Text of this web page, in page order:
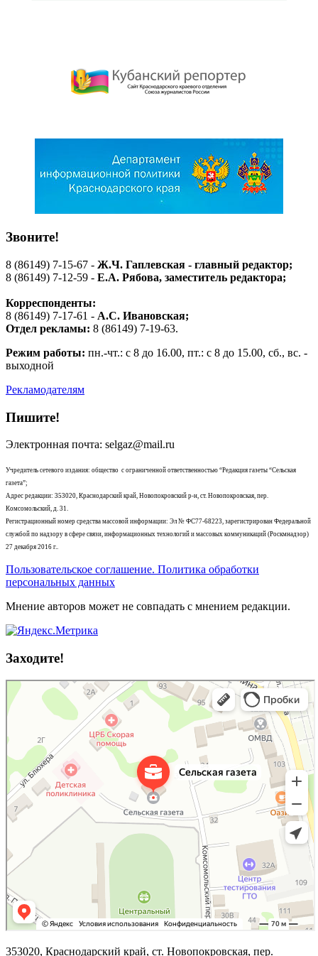
Звоните!
8 (86149) 7-15-67 - Ж.Ч. Гаплевская - главный редактор;
8 (86149) 7-12-59 - Е.А. Рябова, заместитель редактора;
Корреспонденты:
8 (86149) 7-17-61 - А.С. Ивановская;
Отдел рекламы: 8 (86149) 7-19-63.
Режим работы: пн.-чт.: с 8 до 16.00, пт.: с 8 до 15.00, сб., вс. -
выходной
Рекламодателям
Пишите!
Электронная почта: selgaz@mail.ru
Учредитель сетевого издания: общество с ограниченной ответственностью “Редакция газеты “Сельская
газета”;
Адрес редакции: 353020, Краснодарский край, Новопокровский р-н, ст. Новопокровская, пер.
Комсомольский, д. 31.
Регистрационный номер средства массовой информации: Эл № ФС77-68223, зарегистрирован Федеральной
службой по надзору в сфере связи, информационных технологий и массовых коммуникаций (Роскмнадзор)
27 декабря 2016 г..
Пользовательское соглашение. Политика обработки
персональных данных
Мнение авторов может не совпадать с мнением редакции.
Заходите!
353020, Краснодарский край, ст. Новопокровская, пер.